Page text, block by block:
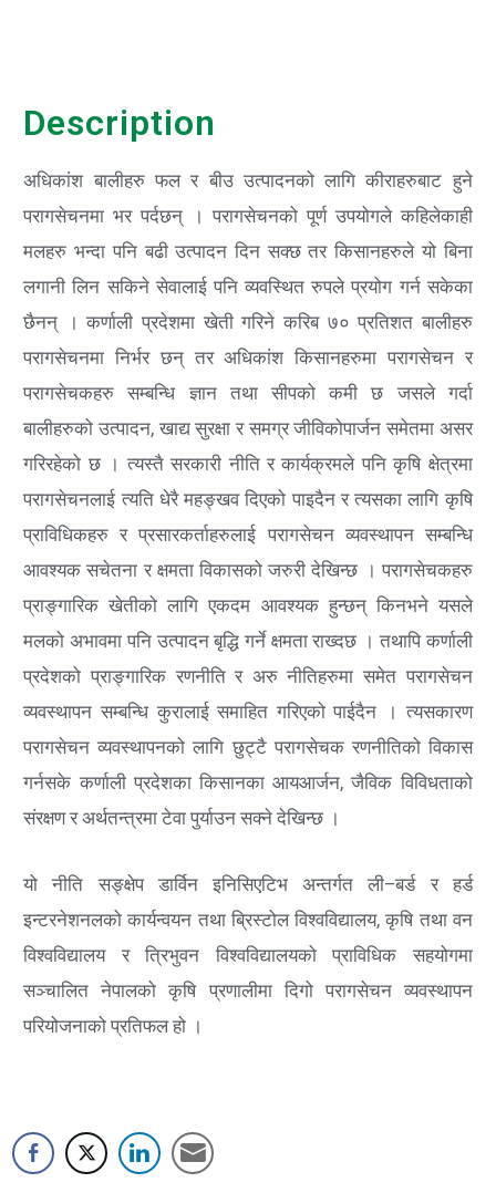
Description
अधिकांश बालीहरु फल र बीउ उत्पादनको लागि कीराहरुबाट हुने
परागसेचनमा भर पर्दछन् । परागसेचनको पूर्ण उपयोगले कहिलेकाही
मलहरु भन्दा पनि बढी उत्पादन दिन सक्छ तर किसानहरुले यो बिना
लगानी लिन सकिने सेवालाई पनि व्यवस्थित रुपले प्रयोग गर्न सकेका
छैनन् । कर्णाली प्रदेशमा खेती गरिने करिब ७० प्रतिशत बालीहरु
परागसेचनमा निर्भर छन् तर अधिकांश किसानहरुमा परागसेचन र
परागसेचकहरु सम्बन्धि ज्ञान तथा सीपको कमी छ जसले गर्दा
बालीहरुको उत्पादन, खाद्य सुरक्षा र समग्र जीविकोपार्जन समेतमा असर
गरिरहेको छ । त्यस्तै सरकारी नीति र कार्यक्रमले पनि कृषि क्षेत्रमा
परागसेचनलाई त्यति धेरै महङ्खव दिएको पाइदैन र त्यसका लागि कृषि
प्राविधिकहरु र प्रसारकर्ताहरुलाई परागसेचन व्यवस्थापन सम्बन्धि
आवश्यक सचेतना र क्षमता विकासको जरुरी देखिन्छ । परागसेचकहरु
प्राङ्गारिक खेतीको लागि एकदम आवश्यक हुन्छन् किनभने यसले
मलको अभावमा पनि उत्पादन बृद्धि गर्ने क्षमता राख्दछ । तथापि कर्णाली
प्रदेशको प्राङ्गारिक रणनीति र अरु नीतिहरुमा समेत परागसेचन
व्यवस्थापन सम्बन्धि कुरालाई समाहित गरिएको पाईदैन । त्यसकारण
परागसेचन व्यवस्थापनको लागि छुट्टै परागसेचक रणनीतिको विकास
गर्नसके कर्णाली प्रदेशका किसानका आयआर्जन, जैविक विविधताको
संरक्षण र अर्थतन्त्रमा टेवा पुर्याउन सक्ने देखिन्छ ।
यो नीति सङ्क्षेप डार्विन इनिसिएटिभ अन्तर्गत ली–बर्ड र हर्ड
इन्टरनेशनलको कार्यन्वयन तथा ब्रिस्टोल विश्वविद्यालय, कृषि तथा वन
विश्वविद्यालय र त्रिभुवन विश्वविद्यालयको प्राविधिक सहयोगमा
सञ्चालित नेपालको कृषि प्रणालीमा दिगो परागसेचन व्यवस्थापन
परियोजनाको प्रतिफल हो ।